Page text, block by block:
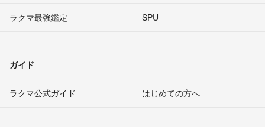
ラクマ最強鑑定
SPU
ガイド
ラクマ公式ガイド はじめての方へ